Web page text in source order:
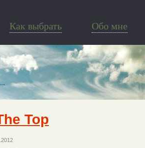
Как выбрать Обо мне
Top